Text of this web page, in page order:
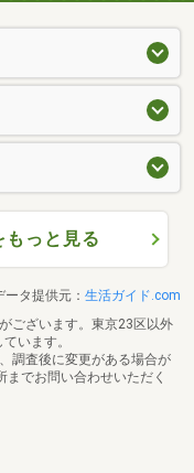
っと見る
ータ提供元： 生活ガイド.com
ございます。東京23区以外
います。
調査後に変更がある場合が
でお問い合わせいただく